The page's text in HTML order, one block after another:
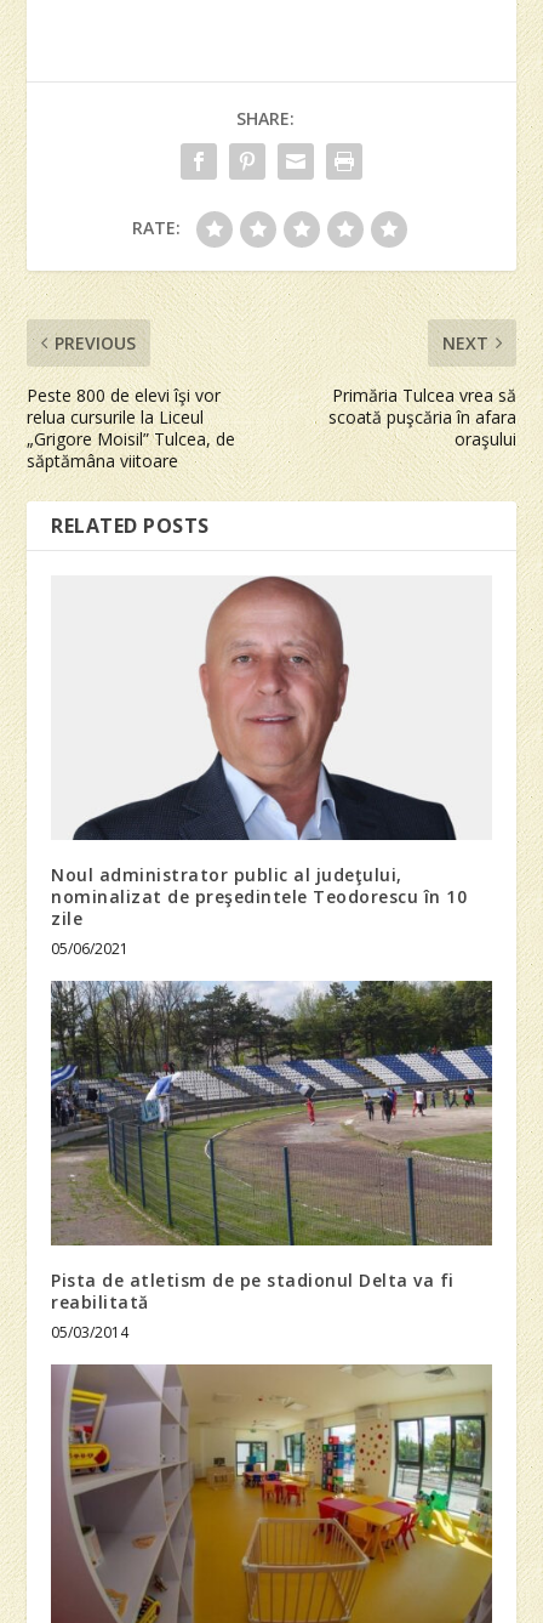
SHARE:
RATE:
PREVIOUS
Peste 800 de elevi îşi vor
relua cursurile la Liceul
„Grigore Moisil” Tulcea, de
săptămâna viitoare
NEXT
Primăria Tulcea vrea să
scoată puşcăria în afara
oraşului
RELATED POSTS
Noul administrator public al judeţului,
nominalizat de preşedintele Teodorescu în 10
zile
05/06/2021
Pista de atletism de pe stadionul Delta va fi
reabilitată
05/03/2014